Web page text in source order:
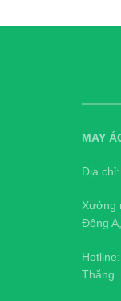
MAY
Địa chỉ:
Xưởng
Đông
Hotline:
Thắng